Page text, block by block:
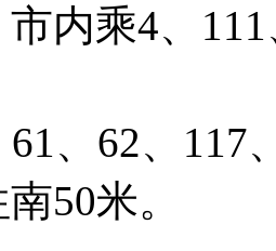
内乘4、
、62、117
50米。